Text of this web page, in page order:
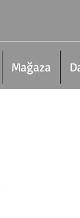
Mağaza